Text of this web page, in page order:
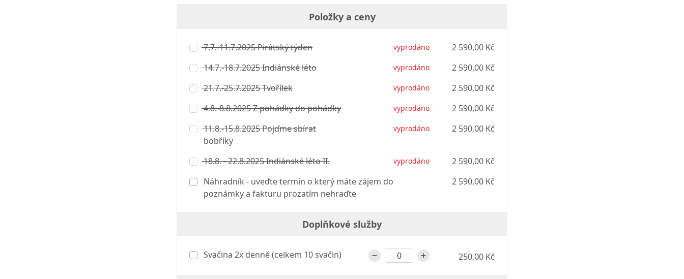
Položky a ceny
7.7.-11.7.2025 Pirátský týden vyprodáno
2 590,00 Kč
14.7.-18.7.2025 Indiánské léto
vyprodáno
2 590,00 Kč
21.7.-25.7.2025 Tvořílek
vyprodáno
2 590,00 Kč
4.8.-8.8.2025 Z pohádky do pohádky
vyprodáno
2 590,00 Kč
11.8.-15.8.2025 Pojďme sbírat
bobříky
vyprodáno 2 590,00 Kč
18.8. - 22.8.2025 Indiánské léto II. vyprodáno
2 590,00 Kč
Náhradník - uveďte termín o který máte zájem do
poznámky a fakturu prozatím nehraďte
2 590,00 Kč
Doplňkové služby
Svačina 2x denně (celkem 10 svačin) 250,00 Kč